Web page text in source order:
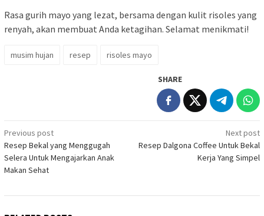
Rasa gurih mayo yang lezat, bersama dengan kulit risoles yang
renyah, akan membuat Anda ketagihan. Selamat menikmati!
musim hujan resep risoles mayo
SHARE
Post
navigation
Previous post
Resep Bekal yang Menggugah
Selera Untuk Mengajarkan Anak
Makan Sehat
Next post
Resep Dalgona Coffee Untuk Bekal
Kerja Yang Simpel